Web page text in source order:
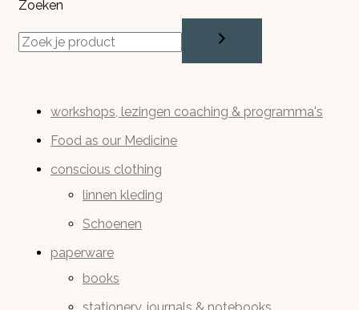
Zoeken
workshops, lezingen coaching & programma's
Food as our Medicine
conscious clothing
linnen kleding
Schoenen
paperware
books
stationery, journals & notebooks